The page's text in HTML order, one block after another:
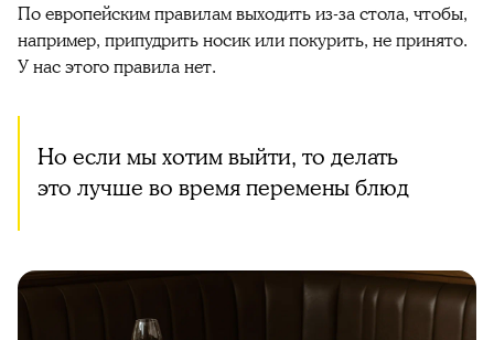
По европейским правилам выходить из-за стола, чтобы,
например, припудрить носик или покурить, не принято.
У нас этого правила нет.
Но если мы хотим выйти, то делать
это лучше во время перемены блюд